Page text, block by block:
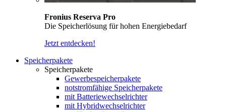
Fronius Reserva Pro
Die Speicherlösung für hohen Energiebedarf
Jetzt entdecken!
Speicherpakete
Speicherpakete
Gewerbespeicherpakete
notstromfähige Speicherpakete
mit Batteriewechselrichter
mit Hybridwechselrichter